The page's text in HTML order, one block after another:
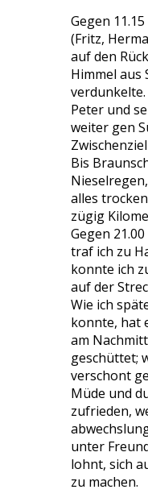
Gegen
(Fritz,
auf den
Himmel aus
verdunkelte.
Peter und
weiter gen
Bis
alles
zügig
Gegen
traf ich zu
konnte ich
auf der
Wie ich
konnte, hat
am
geschüttet;
verschont
Müde und
zufrieden,
unter
lohnt, sich
zu machen.